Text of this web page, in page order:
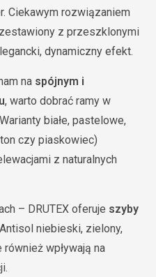
Ciekawym rozwiązaniem
z przeszklonymi
dynamiczny efekt.
na spójnym i
, warto dobrać ramy w
białe, pastelowe,
czy piaskowiec)
z naturalnych
– DRUTEX oferuje szyby
niebieski, zielony,
wpływają na